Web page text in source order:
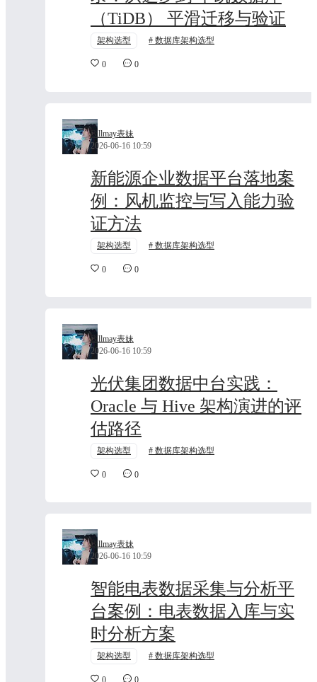
（TiDB） 平滑迁移与验证
架构选型 数据库架构选型
0 0
Billmay表妹
2026-06-16 10:59
新能源企业数据平台落地案
例：风机监控与写入能力验
证方法
架构选型 数据库架构选型
0 0
Billmay表妹
2026-06-16 10:59
光伏集团数据中台实践：
Oracle 与 Hive 架构演进的评
估路径
架构选型 数据库架构选型
0 0
Billmay表妹
2026-06-16 10:59
智能电表数据采集与分析平
台案例：电表数据入库与实
时分析方案
架构选型 数据库架构选型
0 0